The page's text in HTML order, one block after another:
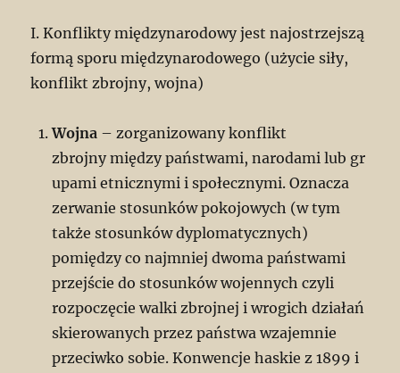
I. Konflikty międzynarodowy jest najostrzejszą
formą sporu międzynarodowego (użycie siły,
konflikt zbrojny, wojna)
Wojna – zorganizowany konflikt
zbrojny między państwami, narodami lub gr
upami etnicznymi i społecznymi. Oznacza
zerwanie stosunków pokojowych (w tym
także stosunków dyplomatycznych)
pomiędzy co najmniej dwoma państwami
przejście do stosunków wojennych czyli
rozpoczęcie walki zbrojnej i wrogich działań
skierowanych przez państwa wzajemnie
przeciwko sobie. Konwencje haskie z 1899 i